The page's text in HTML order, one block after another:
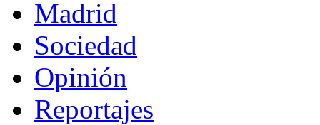
Madrid
Sociedad
Opinión
Reportajes